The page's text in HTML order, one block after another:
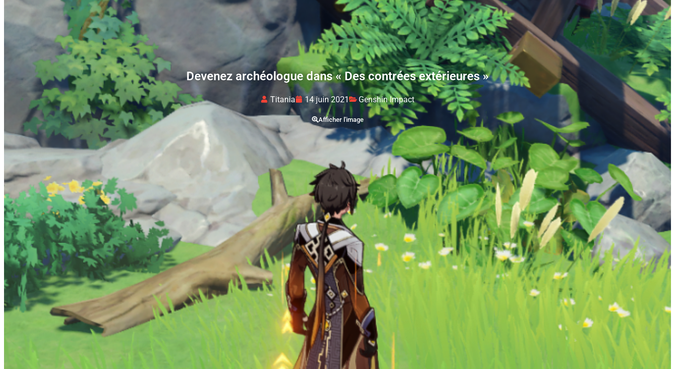
Devenez archéologue dans « Des contrées extérieures »
Titania 14 juin 2021 Genshin Impact
Afficher l'image